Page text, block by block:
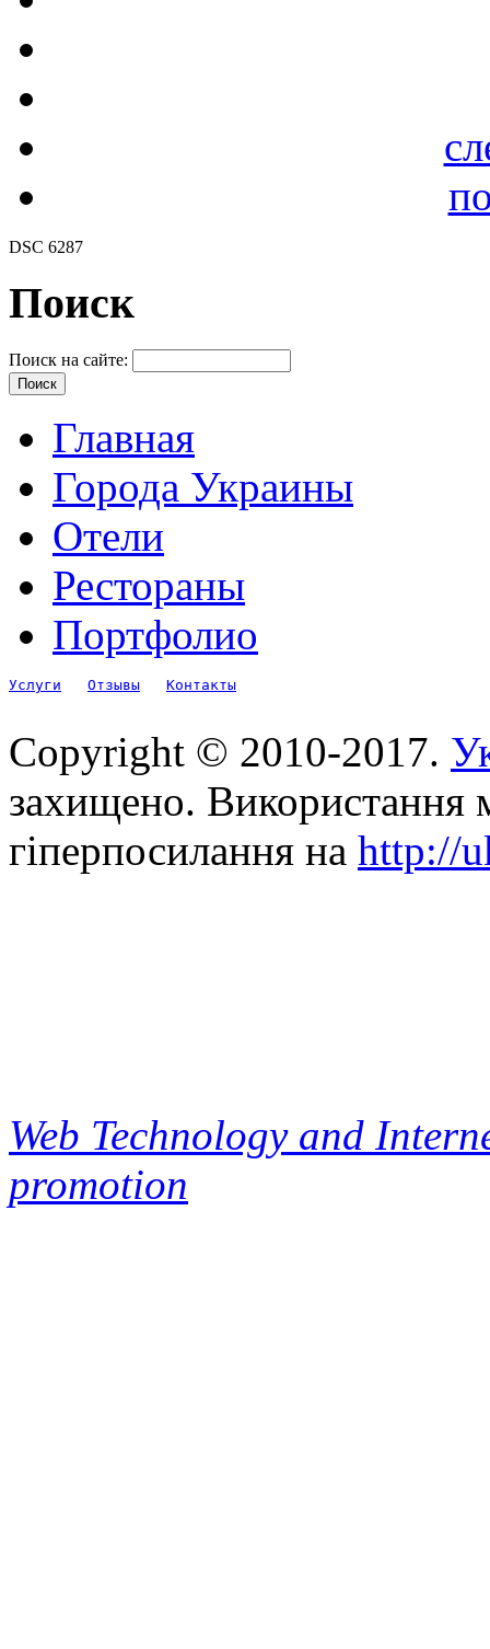
DSC 6287
Поиск
Поиск на сайте:
Главная
Города Украины
Отели
Рестораны
Портфолио
Услуги Отзывы Контакты
Copyright © 2010-2017.
захищено. Використання
гіперпосилання на http://
Web Technology and
promotion